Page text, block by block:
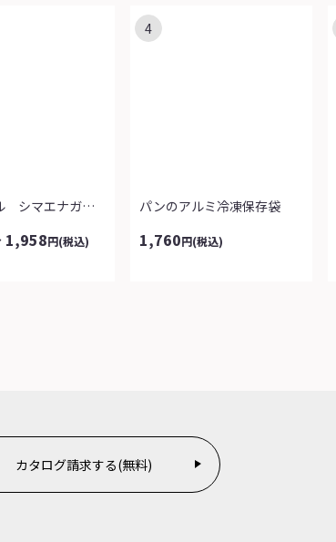
今治タオル シマエナガ日和
1,958円(税込)
4
パンのアルミ冷凍保存袋
1,760円(税込)
カタログ請求する(無料)